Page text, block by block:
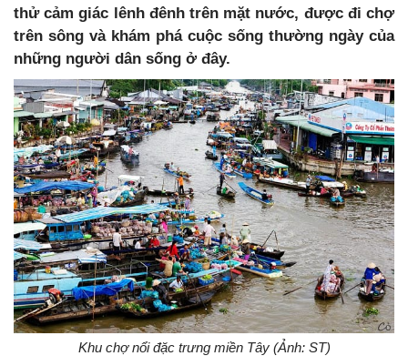
thử cảm giác lênh đênh trên mặt nước, được đi chợ
trên sông và khám phá cuộc sống thường ngày của
những người dân sống ở đây.
Khu chợ nổi đặc trưng miền Tây (Ảnh: ST)